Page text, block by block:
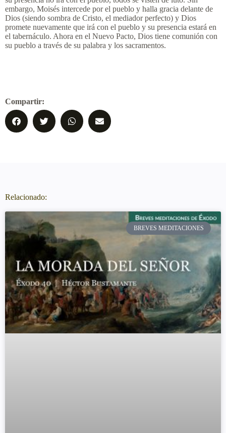
embargo, Moisés intercede por el pueblo y halla gracia delante de
Dios (siendo sombra de Cristo, el mediador perfecto) y Dios
promete nuevamente que irá con el pueblo y su presencia estará en
el tabernáculo. Ahora en el Nuevo Pacto, Dios tiene comunión con
su pueblo a través de su palabra y los sacramentos.
Compartir:
Relacionado:
BREVES MEDITACIONES